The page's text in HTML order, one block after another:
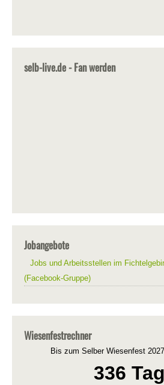
selb-live.de - Fan werden
Jobangebote
Jobs und Arbeitsstellen im
(Facebook-Gruppe)
Wiesenfestrechner
Bis zum Selber Wiesenfest
336